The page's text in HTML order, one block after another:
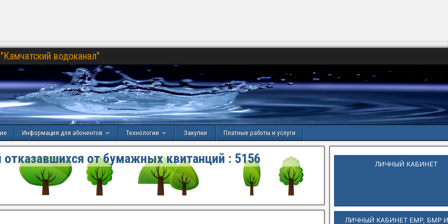
водоканал"
Информация для абонентов Технологии Закупки Платные работы и услуги
от бумажных квитанций : 5156 ЛИЧНЫЙ КАБИНЕТ
ЛИЧНЫЙ КАБИНЕТ ЕМР, БМР